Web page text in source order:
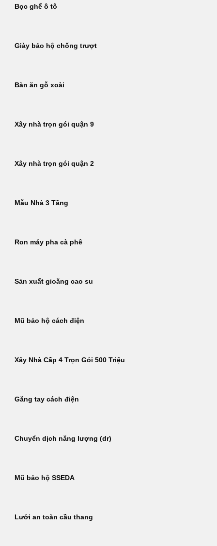
Bọc ghế ô tô
Giày bảo hộ chống trượt
Bàn ăn gỗ xoài
Xây nhà trọn gói quận 9
Xây nhà trọn gói quận 2
Mẫu Nhà 3 Tầng
Ron máy pha cà phê
Sản xuất gioăng cao su
Mũ bảo hộ cách điện
Xây Nhà Cấp 4 Trọn Gói 500 Triệu
Găng tay cách điện
Chuyển dịch năng lượng (dr)
Mũ bảo hộ SSEDA
Lưới an toàn cầu thang